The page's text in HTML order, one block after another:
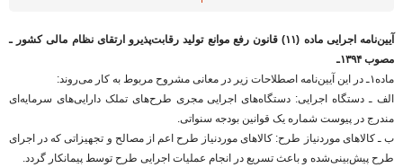
آیین‌نامه اجرایی ماده (۱۱) قانون رفع موانع تولید رقابت‌پذیرو ارتقای نظام مالی کشور ـ
مصوب ۱۳۹۴ـ
ماده۱ـ در این آیین‌نامه اصطلاحات زیر در معانی مشروح مربوط به کار می‌روند:
الف ـ دستگاه اجرایی: دستگاه‌های اجرایی مجری طرح‌های تملک دارایی‌های سرمایه‌ای
مندرج در پیوست شماره یک قوانین بودجه سنواتی.
ب ـ کالاهای موردنیاز طرح: کالاهای موردنیاز طرح اعم از مصالح و تجهیزاتی که در اجرای
طرح پیش‌بینی‌شده و باعث تسریع در انجام عملیات اجرایی طرح توسط پیمانکار گردد.